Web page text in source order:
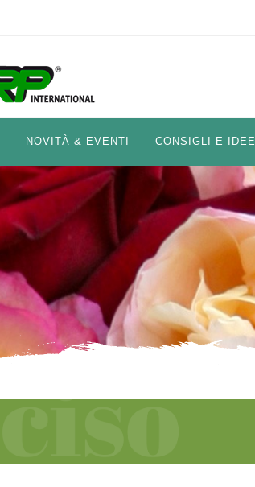
NOVITÀ & EVENTI CONSIGLI E IDEE